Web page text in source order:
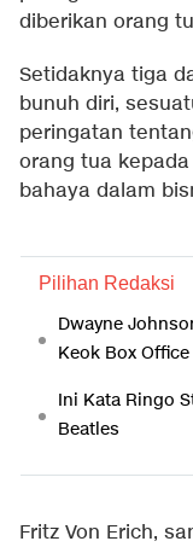
diberikan orang
Setidaknya tiga
bunuh diri,
peringatan
orang tua
bahaya dalam
Pilihan Redaksi
Dwayne
Keok Box Office
Ini Kata Ringo
Beatles
Fritz Von Erich,